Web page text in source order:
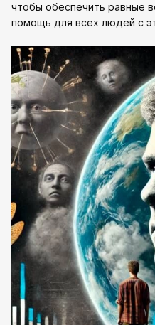
чтобы обеспечить равные
помощь для всех людей с